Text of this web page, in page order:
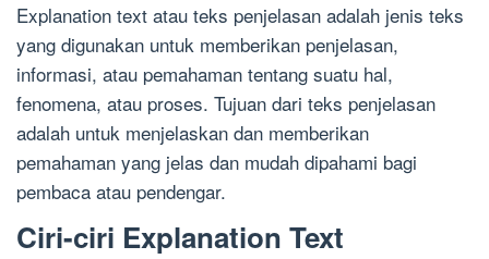
Explanation text atau teks penjelasan adalah jenis teks
yang digunakan untuk memberikan penjelasan,
informasi, atau pemahaman tentang suatu hal,
fenomena, atau proses. Tujuan dari teks penjelasan
adalah untuk menjelaskan dan memberikan
pemahaman yang jelas dan mudah dipahami bagi
pembaca atau pendengar.
Ciri-ciri Explanation Text